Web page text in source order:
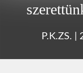
P.K.ZS.